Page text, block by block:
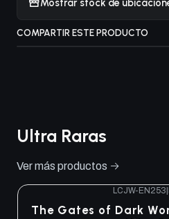
Mostrar stock de
COMPARTIR ESTE PRODUCTO
Ultra Raras
Ver más productos
LCJW-EN253
The Gates of Dark